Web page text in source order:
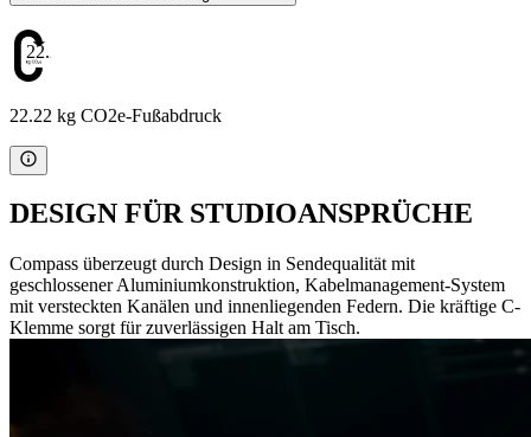
22.22
22.22 kg CO2e-Fußabdruck
DESIGN FÜR STUDIOANSPRÜCHE
Compass überzeugt durch Design in Sendequalität mit
geschlossener Aluminiumkonstruktion, Kabelmanagement-System
mit versteckten Kanälen und innenliegenden Federn. Die kräftige C-
Klemme sorgt für zuverlässigen Halt am Tisch.